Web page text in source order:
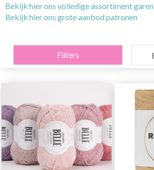
Bekijk hier ons volledige assortiment garen
Bekijk hier ons grote aanbod patronen
Filters